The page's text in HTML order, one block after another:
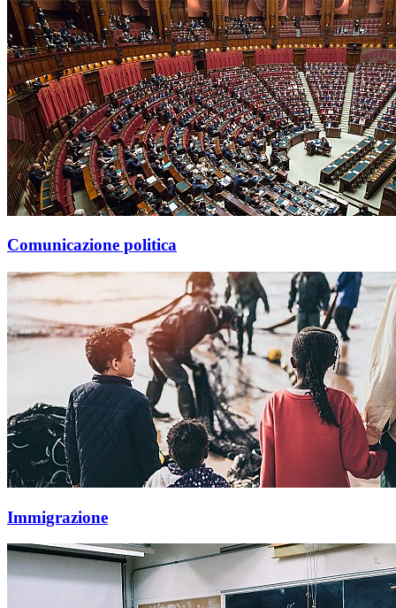
Comunicazione politica
Immigrazione